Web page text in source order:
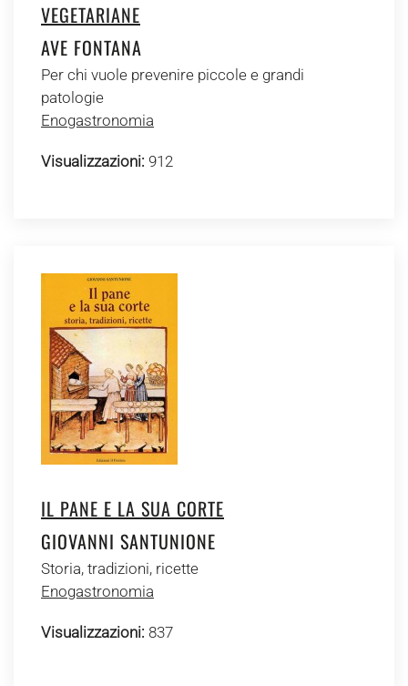
VEGETARIANE
AVE FONTANA
Per chi vuole prevenire piccole e grandi
patologie
Enogastronomia
Visualizzazioni: 912
IL PANE E LA SUA CORTE
GIOVANNI SANTUNIONE
Storia, tradizioni, ricette
Enogastronomia
Visualizzazioni: 837